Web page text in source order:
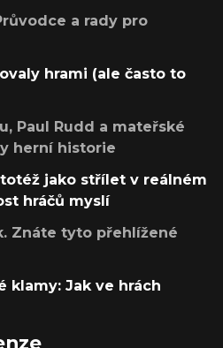
a rady pro
hrami (ale často to
Paul Rudd a mateřské
herní historie
jako střílet v reálném
hráčů myslí
Znáte tyto přehlížené
klamy: Jak ve hrách